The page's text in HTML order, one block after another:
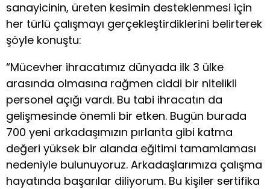
sanayicinin, üreten kesimin desteklenmesi için
her türlü çalışmayı gerçekleştirdiklerini belirterek
şöyle konuştu:
“Mücevher ihracatımız dünyada ilk 3 ülke
arasında olmasına rağmen ciddi bir nitelikli
personel açığı vardı. Bu tabi ihracatın da
gelişmesinde önemli bir etken. Bugün burada
700 yeni arkadaşımızın pırlanta gibi katma
değeri yüksek bir alanda eğitimi tamamlaması
nedeniyle bulunuyoruz. Arkadaşlarımıza çalışma
hayatında başarılar diliyorum. Bu kişiler sertifika